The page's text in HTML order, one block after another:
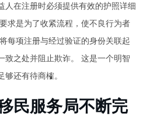
人在注册时必须提供有效的护照详细
求是为了收紧流程，使不良行为者
每项注册与经过验证的身份关联起
致之处并阻止欺诈。 这是一个明智
还有待商榷。
民服务局不断完